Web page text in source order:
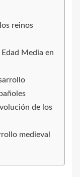
reinos
Media en
de los
medieval